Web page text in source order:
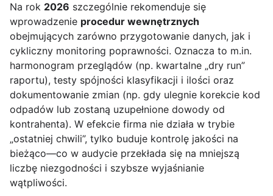
Na rok 2026 szczególnie rekomenduje się
wprowadzenie procedur wewnętrznych
obejmujących zarówno przygotowanie danych, jak i
cykliczny monitoring poprawności. Oznacza to m.in.
harmonogram przeglądów (np. kwartalne „dry run”
raportu), testy spójności klasyfikacji i ilości oraz
dokumentowanie zmian (np. gdy ulegnie korekcie kod
odpadów lub zostaną uzupełnione dowody od
kontrahenta). W efekcie firma nie działa w trybie
„ostatniej chwili”, tylko buduje kontrolę jakości na
bieżąco—co w audycie przekłada się na mniejszą
liczbę niezgodności i szybsze wyjaśnianie
wątpliwości.